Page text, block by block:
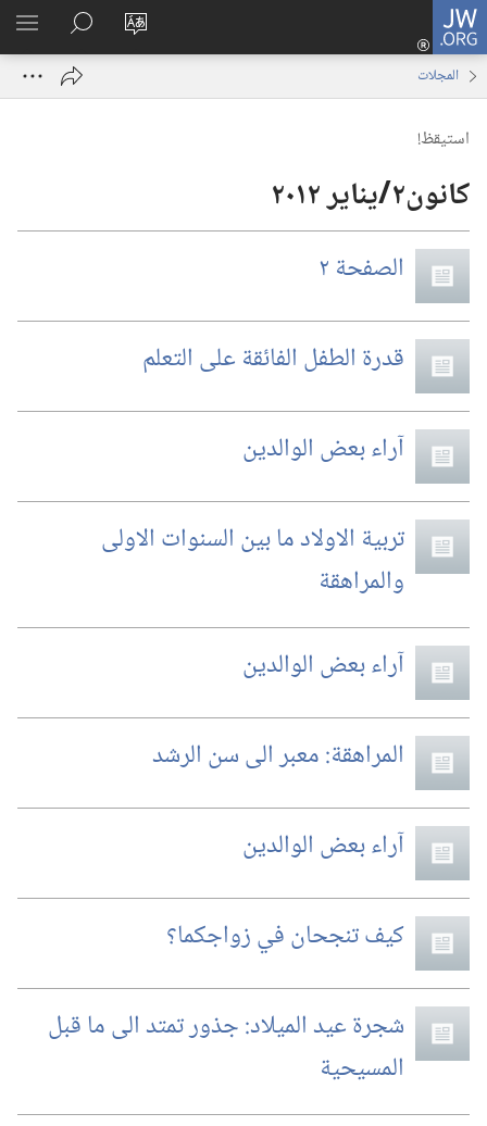
JW.ORG
تغيير
الموقع
تسجيل
الدخول
نافذة
البحث
في
JW.‎ORG
المجلات
استيقظ‏!‏
الصفحة ٢
قدرة الطفل الفائقة على التعلم
آراء بعض الوالدين
تربية الاولاد ما بين السنوات الاولى
والمراهقة
آراء بعض الوالدين
المراهقة:‏ معبر الى سن الرشد
آراء بعض الوالدين
كيف تنجحان في زواجكما؟‏
شجرة عيد الميلاد:‏ جذور تمتد الى ما قبل
المسيحية